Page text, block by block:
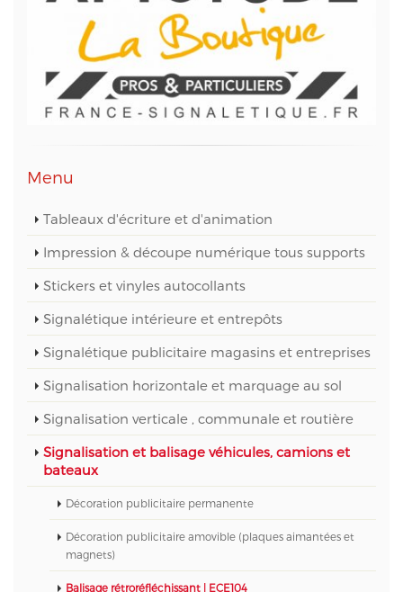
Menu
Tableaux d'écriture et d'animation
Impression & découpe numérique tous supports
Stickers et vinyles autocollants
Signalétique intérieure et entrepôts
Signalétique publicitaire magasins et entreprises
Signalisation horizontale et marquage au sol
Signalisation verticale , communale et routière
Signalisation et balisage véhicules, camions et
bateaux
Décoration publicitaire permanente
Décoration publicitaire amovible (plaques aimantées et
magnets)
Balisage rétroréfléchissant | ECE104